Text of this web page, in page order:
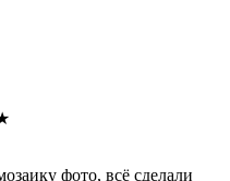
фото, всё сделали